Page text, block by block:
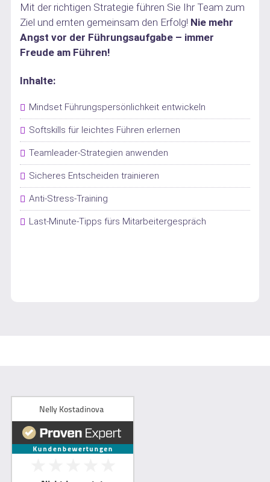
Mit der richtigen Strategie führen Sie Ihr Team zum
Ziel und ernten gemeinsam den Erfolg! Nie mehr
Angst vor der Führungsaufgabe – immer
Freude am Führen!
Inhalte:
Mindset Führungspersönlichkeit entwickeln
Softskills für leichtes Führen erlernen
Teamleader-Strategien anwenden
Sicheres Entscheiden trainieren
Anti-Stress-Training
Last-Minute-Tipps fürs Mitarbeitergespräch